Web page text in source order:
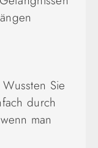
Sie
durch
man